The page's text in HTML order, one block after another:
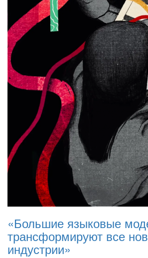
«Большие языковые
трансформируют все
индустрии»